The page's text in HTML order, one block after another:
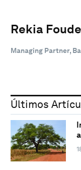
Rekia
Managing Partner,
Últimos